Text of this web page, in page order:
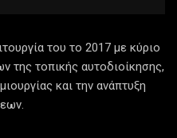
του το 2017 με κύριο
της τοπικής αυτοδιοίκησης,
και την ανάπτυξη